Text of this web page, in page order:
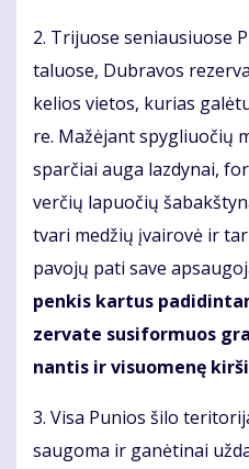
2. Tri­juo­se se­niau­siuo­se
ta­luo­se, Dub­ra­vos
ke­lios vie­tos, ku­rias
re. Ma­žė­jant spyg­liuočių
sparčiai au­ga laz­dy­nai,
verčių la­puočių
tva­ri me­džių įvai­ro­vė ir
pa­vo­jų pa­ti sa­ve
pen­kis kar­tus
zer­va­te su­si­for­muos
nan­tis ir vi­suo­me­nę
3. Vi­sa Pu­nios ši­lo
sau­go­ma ir ga­nė­ti­nai